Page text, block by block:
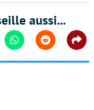
aussi...
WhatsappReddit